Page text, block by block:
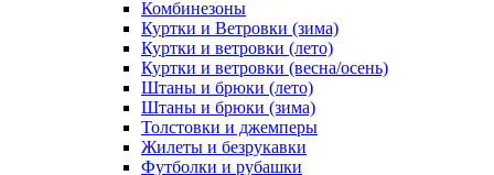
Комбинезоны
Куртки и Ветровки (зима)
Куртки и ветровки (лето)
Куртки и ветровки (весна/осень)
Штаны и брюки (лето)
Штаны и брюки (зима)
Толстовки и джемперы
Жилеты и безрукавки
Футболки и рубашки